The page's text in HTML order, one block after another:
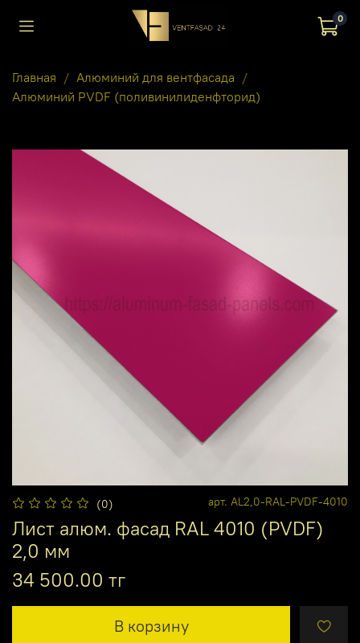
0
Главная
Алюминий для вентфасада
Алюминий PVDF (поливинилиденфторид)
(0) арт. AL2,0-RAL-PVDF-4010
Лист алюм. фасад RAL 4010 (PVDF)
2,0 мм
34 500.00 тг
В корзину